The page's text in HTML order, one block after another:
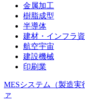
金属加工
樹脂成型
半導体
建材・インフラ
航空宇宙
建設機械
印刷業
MESシステム（製造実
ァ